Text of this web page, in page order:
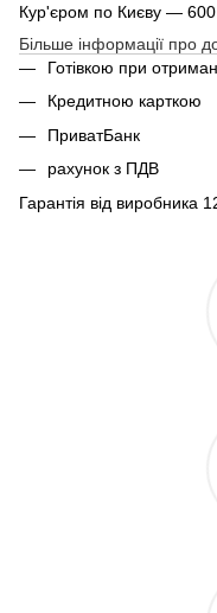
Кур'єром по Києву — 600
Більше інформації про
Готівкою при
Кредитною карткою
ПриватБанк
рахунок з ПДВ
Гарантія від виробника